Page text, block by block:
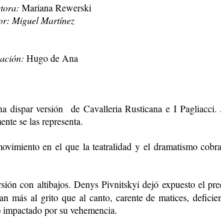
Mariana Rewerski
Miguel Martínez
Hugo de Ana
dispar versión de Cavalleria Rusticana e I Pagliacci.
se las representa.
en el que la teatralidad y el dramatismo
con altibajos. Denys Pivnitskyi dejó expuesto el
más al grito que al canto, carente de matices,
por su vehemencia.